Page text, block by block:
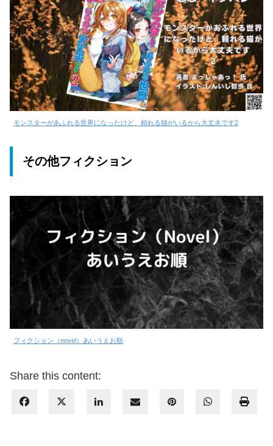
モンスターがあふれる世界になったけど、頼れる猫がいるから大丈夫です2
その他フィクション
フィクション（novel）あいうえお順
Share this content: